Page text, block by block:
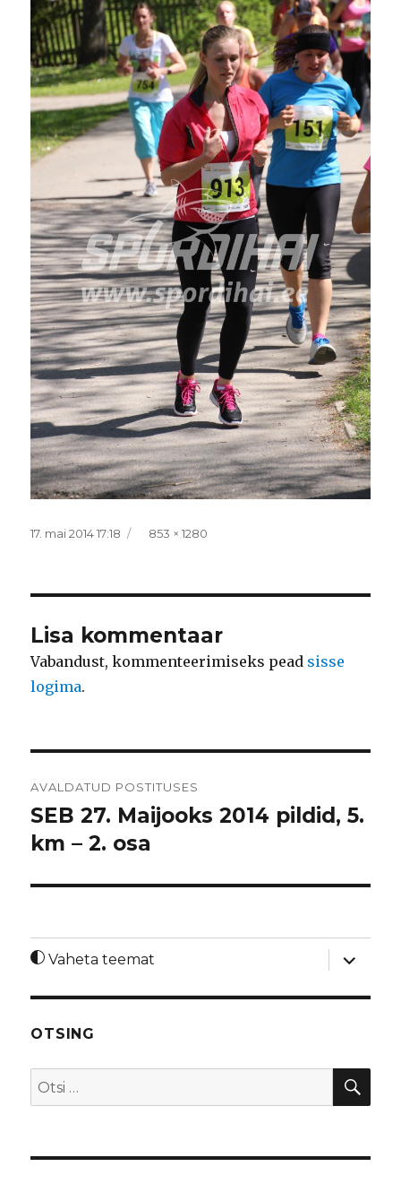
Postitatud
17. mai 2014 17:18 Täissuurus
853 × 1280
Lisa kommentaar
Vabandust, kommenteerimiseks pead sisse
logima.
AVALDATUD POSTITUSES
SEB 27. Maijooks 2014 pildid, 5.
km – 2. osa
Vaheta teemat
laienda
OTSING
Otsi: